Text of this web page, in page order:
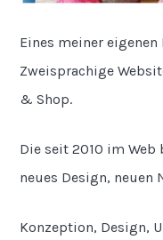
Eines meiner
Zweisprachige
& Shop.
Die seit 2010 im
neues Design, neuen
Konzeption, Design,